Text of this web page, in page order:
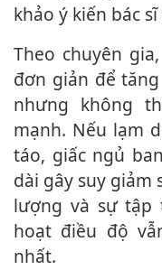
khảo ý kiến bác
Theo chuyên gia, “cà phê giấc ngắn” là mẹo
đơn giản để
nhưng không
mạnh. Nếu lạ‌m
táo, giấc ngủ
dài gây suy giảm
lượng và sự tập
hoạt điều độ
nhất.